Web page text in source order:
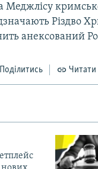
Меджлісу
Різдво
анексований
Поділитись Читати